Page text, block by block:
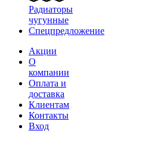
Радиаторы
чугунные
Спецпредложение
Акции
О
компании
Оплата и
доставка
Клиентам
Контакты
Вход